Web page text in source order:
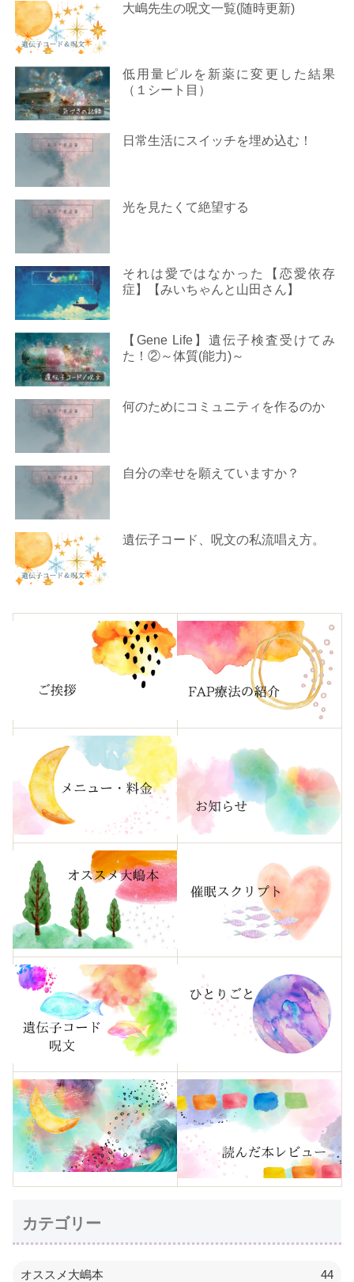
大嶋先生の呪文一覧(随時更新)
低用量ピルを新薬に変更した結果
（１シート目）
日常生活にスイッチを埋め込む！
光を見たくて絶望する
それは愛ではなかった【恋愛依存
症】【みいちゃんと山田さん】
【Gene Life】遺伝子検査受けてみ
た！②～体質(能力)～
何のためにコミュニティを作るのか
自分の幸せを願えていますか？
遺伝子コード、呪文の私流唱え方。
カテゴリー
オススメ大嶋本 44